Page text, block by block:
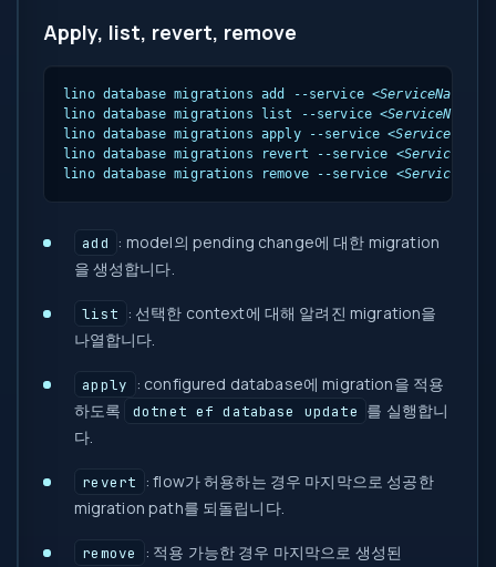
Apply, list, revert, remove
lino database migrations add --service <ServiceName>
lino database migrations list --service <ServiceName>
lino database migrations apply --service <ServiceName>
lino database migrations revert --service
lino database migrations remove --service
add
: model의 pending change에 대한 migration
을 생성합니다.
list
: 선택한 context에 대해 알려진 migration을
나열합니다.
apply
: configured database에 migration을 적용
하도록
dotnet ef database update 를 실행합니
다.
revert
: flow가 허용하는 경우 마지막으로 성공한
migration path를 되돌립니다.
remove
: 적용 가능한 경우 마지막으로 생성된